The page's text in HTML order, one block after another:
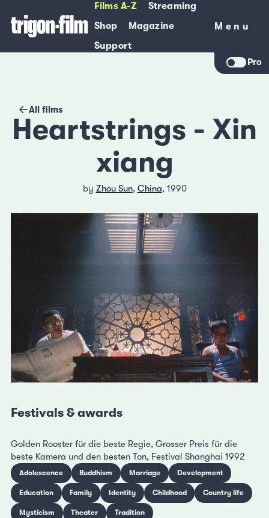
Films A-Z
Streaming
Shop
Magazine
Support
Menu
Menu
Pro
All films
Heartstrings - Xin
xiang
by Zhou Sun, China, 1990
Festivals & awards
Golden Rooster für die beste Regie, Grosser Preis für die
beste Kamera und den besten Ton, Festival Shanghai 1992
Adolescence Buddhism Marriage Development
Education Family Identity Childhood Country life
Mysticism Theater Tradition